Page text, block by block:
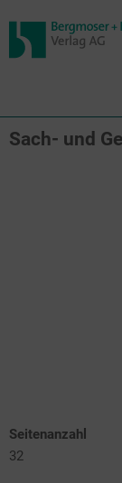
Sach- und
Seitenanzahl
32